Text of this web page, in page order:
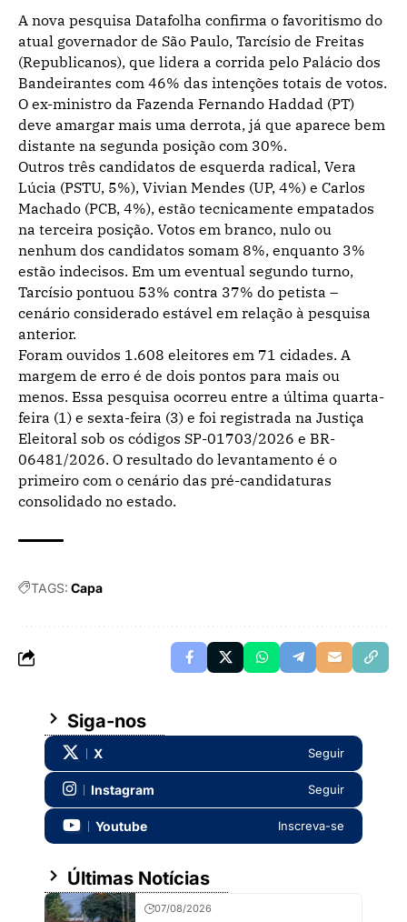
A nova pesquisa Datafolha confirma o favoritismo do
atual governador de São Paulo, Tarcísio de Freitas
(Republicanos), que lidera a corrida pelo Palácio dos
Bandeirantes com 46% das intenções totais de votos.
O ex-ministro da Fazenda Fernando Haddad (PT)
deve amargar mais uma derrota, já que aparece bem
distante na segunda posição com 30%.
Outros três candidatos de esquerda radical, Vera
Lúcia (PSTU, 5%), Vivian Mendes (UP, 4%) e Carlos
Machado (PCB, 4%), estão tecnicamente empatados
na terceira posição. Votos em branco, nulo ou
nenhum dos candidatos somam 8%, enquanto 3%
estão indecisos. Em um eventual segundo turno,
Tarcísio pontuou 53% contra 37% do petista –
cenário considerado estável em relação à pesquisa
anterior.
Foram ouvidos 1.608 eleitores em 71 cidades. A
margem de erro é de dois pontos para mais ou
menos. Essa pesquisa ocorreu entre a última quarta-
feira (1) e sexta-feira (3) e foi registrada na Justiça
Eleitoral sob os códigos SP-01703/2026 e BR-
06481/2026. O resultado do levantamento é o
primeiro com o cenário das pré-candidaturas
consolidado no estado.
TAGS: Capa
Siga-nos
X Seguir
Instagram Seguir
Youtube Inscreva-se
Últimas Notícias
07/08/2026